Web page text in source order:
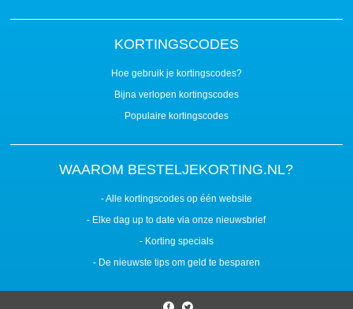
KORTINGSCODES
Hoe gebruik je kortingscodes?
Bijna verlopen kortingscodes
Populaire kortingscodes
WAAROM BESTELJEKORTING.NL?
- Alle kortingscodes op één website
- Elke dag up to date via onze nieuwsbrief
- Korting specials
- De nieuwste tips om geld te besparen